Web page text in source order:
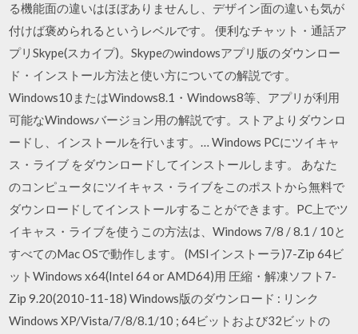
る機能面の違いはほぼありませんし、デザイン面の違いも気が
付けば褒められるというレベルです。 便利なチャット・通話ア
プリSkype(スカイプ)。Skypeのwindowsアプリ版のダウンロー
ド・インストール方法と使い方についての解説です。
Windows10またはWindows8.1・Windows8等、アプリが利用
可能なWindowsバージョン用の解説です。ストアよりダウンロ
ードし、インストールを行います。… Windows PCにツイキャ
ス・ライブ をダウンロードしてインストールします。 あなた
のコンピュータにツイキャス・ライブをこのポストから無料で
ダウンロードしてインストールすることができます。PC上でツ
イキャス・ライブを使うこの方法は、Windows 7/8 / 8.1 / 10と
すべてのMac OSで動作します。 (MSIインストーラ)7-Zip 64ビ
ットWindows x64(Intel 64 or AMD64)用 圧縮・解凍ソフト7-
Zip 9.20(2010-11-18) Windows版のダウンロード : リンク
Windows XP/Vista/7/8/8.1/10 ; 64ビットおよび32ビットの